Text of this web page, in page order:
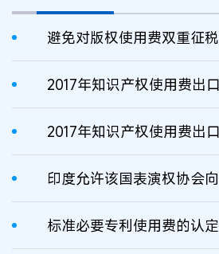
标准必要专利使用费的认定